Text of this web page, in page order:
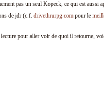
pas un seul Kopeck, ce qui est aussi
de jdr (c.f. drivethrurpg.com pour le
pour aller voir de quoi il retourne,